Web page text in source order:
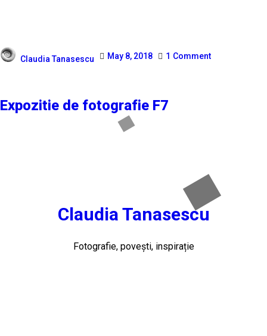
Claudia Tanasescu May 8, 2018 1 Comment
Expozitie de fotografie F7
Claudia Tanasescu
Fotografie, povești, inspirație